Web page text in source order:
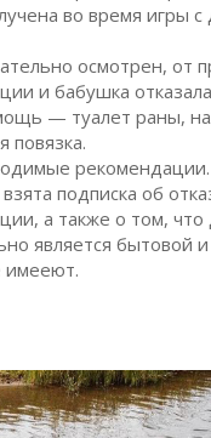
во время игры с
осмотрен, от
и бабушка
— туалет раны,
повязка.
рекомендации.
подписка об
а также о том,
является бытовой
имееют.